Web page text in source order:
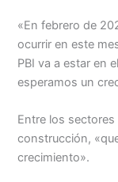
«En febrero de
ocurrir en este
PBI va a estar en
esperamos un
Entre los
construcción,
crecimiento».